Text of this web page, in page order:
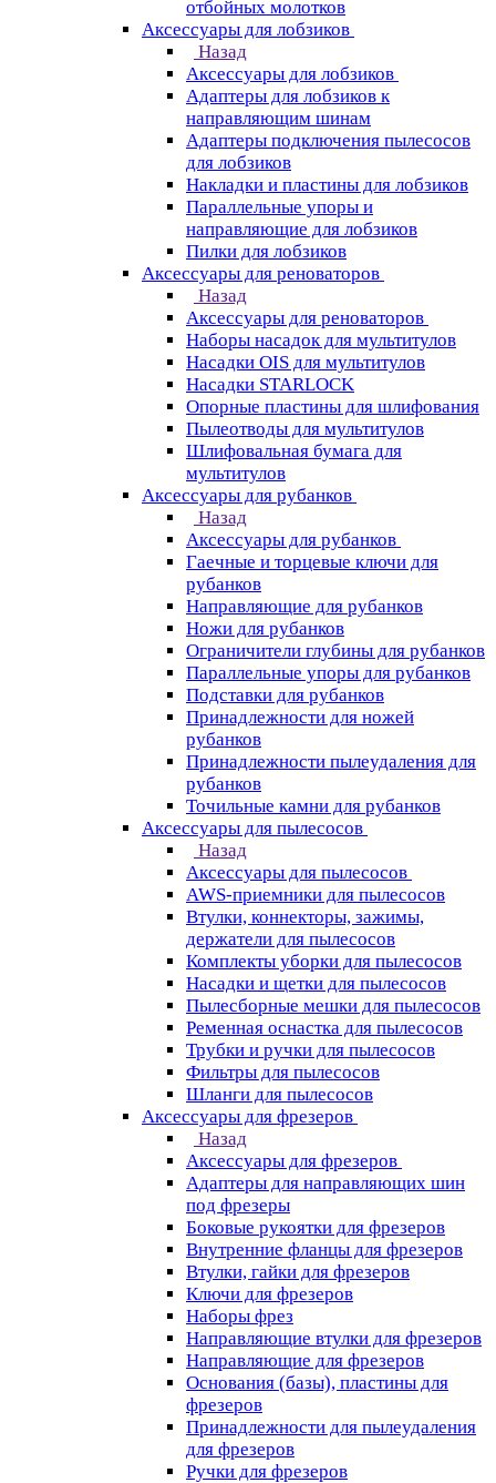
отбойных молотков
Аксессуары для лобзиков
Назад
Аксессуары для лобзиков
Адаптеры для лобзиков к
направляющим шинам
Адаптеры подключения пылесосов
для лобзиков
Накладки и пластины для лобзиков
Параллельные упоры и
направляющие для лобзиков
Пилки для лобзиков
Аксессуары для реноваторов
Назад
Аксессуары для реноваторов
Наборы насадок для мультитулов
Насадки OIS для мультитулов
Насадки STARLOCK
Опорные пластины для шлифования
Пылеотводы для мультитулов
Шлифовальная бумага для
мультитулов
Аксессуары для рубанков
Назад
Аксессуары для рубанков
Гаечные и торцевые ключи для
рубанков
Направляющие для рубанков
Ножи для рубанков
Ограничители глубины для рубанков
Параллельные упоры для рубанков
Подставки для рубанков
Принадлежности для ножей
рубанков
Принадлежности пылеудаления для
рубанков
Точильные камни для рубанков
Аксессуары для пылесосов
Назад
Аксессуары для пылесосов
AWS-приемники для пылесосов
Втулки, коннекторы, зажимы,
держатели для пылесосов
Комплекты уборки для пылесосов
Насадки и щетки для пылесосов
Пылесборные мешки для пылесосов
Ременная оснастка для пылесосов
Трубки и ручки для пылесосов
Фильтры для пылесосов
Шланги для пылесосов
Аксессуары для фрезеров
Назад
Аксессуары для фрезеров
Адаптеры для направляющих шин
под фрезеры
Боковые рукоятки для фрезеров
Внутренние фланцы для фрезеров
Втулки, гайки для фрезеров
Ключи для фрезеров
Наборы фрез
Направляющие втулки для фрезеров
Направляющие для фрезеров
Основания (базы), пластины для
фрезеров
Принадлежности для пылеудаления
для фрезеров
Ручки для фрезеров